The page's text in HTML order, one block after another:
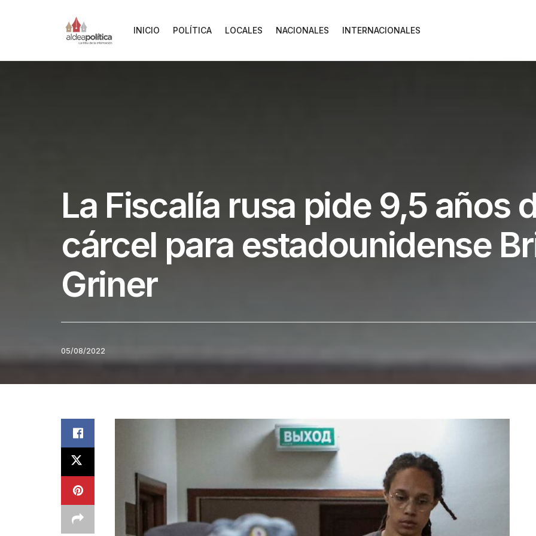
INICIO POLÍTICA LOCALES NACIONALES INTERNACIONALES
La Fiscalía rusa pide 9,5 años
cárcel para estadounidense
Griner
05/08/2022